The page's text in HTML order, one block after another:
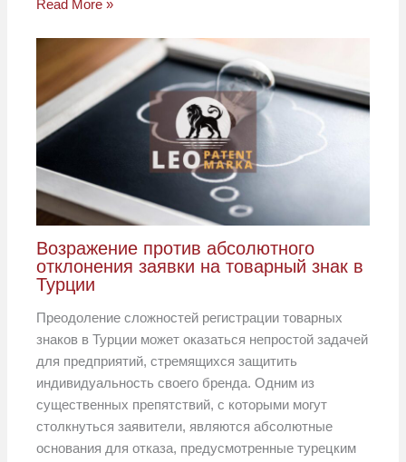
Read More »
Возражение против абсолютного
отклонения заявки на товарный знак в
Турции
Преодоление сложностей регистрации товарных
знаков в Турции может оказаться непростой задачей
для предприятий, стремящихся защитить
индивидуальность своего бренда. Одним из
существенных препятствий, с которыми могут
столкнуться заявители, являются абсолютные
основания для отказа, предусмотренные турецким